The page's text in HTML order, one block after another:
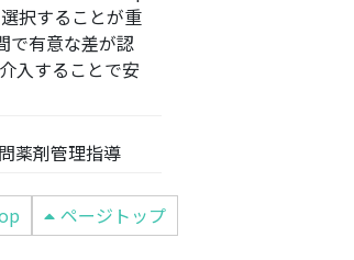
択することが重
で有意な差が認
入することで安
薬剤管理指導
ページトップ